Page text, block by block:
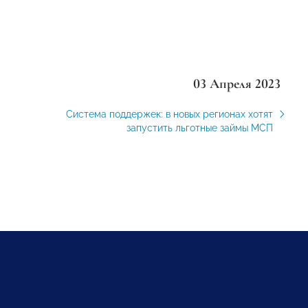
03 Апреля 2023
Система поддержек: в новых регионах хотят
запустить льготные займы МСП